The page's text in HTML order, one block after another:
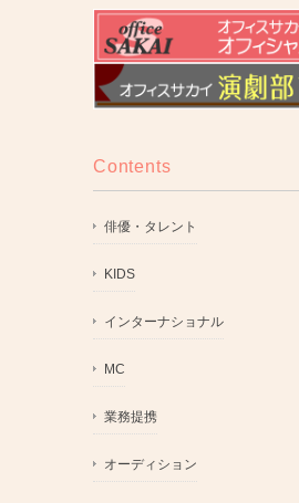
Contents
俳優・タレント
KIDS
インターナショナル
MC
業務提携
オーディション